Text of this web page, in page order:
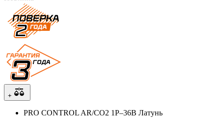
+
PRO CONTROL AR/CO2 1Р–36В Латунь